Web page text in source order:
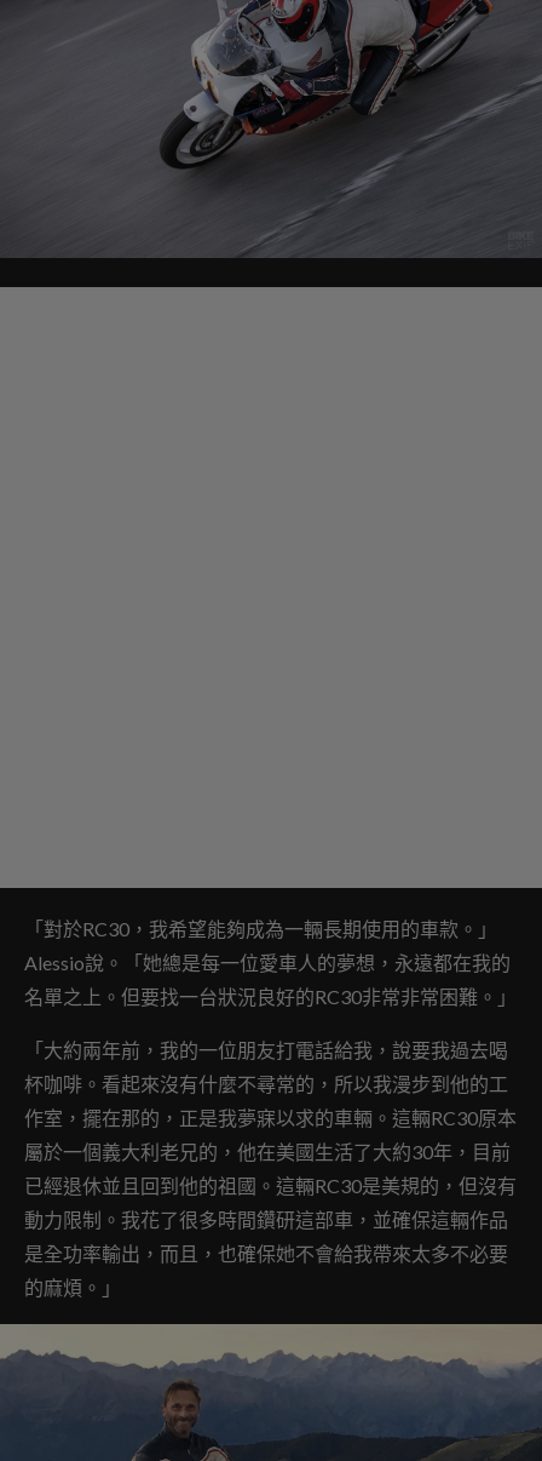
「對於RC30，我希望能夠成為一輛長期使用的車款。」
Alessio說。「她總是每一位愛車人的夢想，永遠都在我的
名單之上。但要找一台狀況良好的RC30非常非常困難。」
「大約兩年前，我的一位朋友打電話給我，說要我過去喝
杯咖啡。看起來沒有什麼不尋常的，所以我漫步到他的工
作室，擺在那的，正是我夢寐以求的車輛。這輛RC30原本
屬於一個義大利老兄的，他在美國生活了大約30年，目前
已經退休並且回到他的祖國。這輛RC30是美規的，但沒有
動力限制。我花了很多時間鑽研這部車，並確保這輛作品
是全功率輸出，而且，也確保她不會給我帶來太多不必要
的麻煩。 」